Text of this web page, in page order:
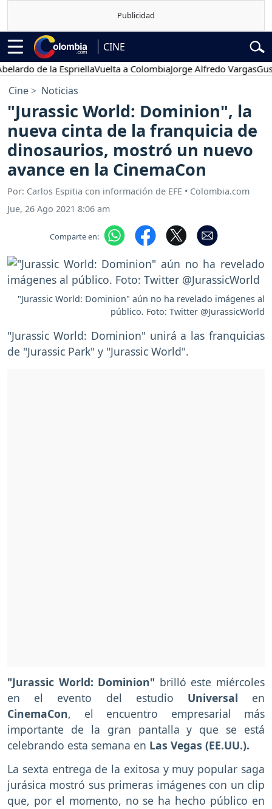
CINE
de la EspriellaVuelta a ColombiaJorge Alfredo VargasGustavo
Cine Noticias
"Jurassic World: Dominion", la
nueva cinta de la franquicia de
dinosaurios, mostró un nuevo
avance en la CinemaCon
Por: Carlos Espitia con información de EFE • Colombia.com
Jue, 26 Ago 2021 8:06 am
Comparte en:
"Jurassic World: Dominion" aún no ha revelado imágenes al
público. Foto: Twitter @JurassicWorld
"Jurassic World: Dominion" unirá a las franquicias
de "Jurassic Park" y "Jurassic World".
"Jurassic World: Dominion" brilló este miércoles
en el evento del estudio Universal en
CinemaCon, el encuentro empresarial más
importante de la gran pantalla y que se está
celebrando esta semana en Las Vegas (EE.UU.).
La sexta entrega de la exitosa y muy popular saga
jurásica mostró sus primeras imágenes con un clip
que, por el momento, no se ha hecho público en